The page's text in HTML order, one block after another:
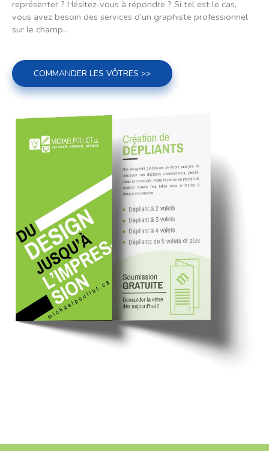
représenter ? Hésitez-vous à répondre ? Si tel est le cas,
vous avez besoin des services d’un graphiste professionnel
sur le champ..
COMMANDER LES VÔTRES >>